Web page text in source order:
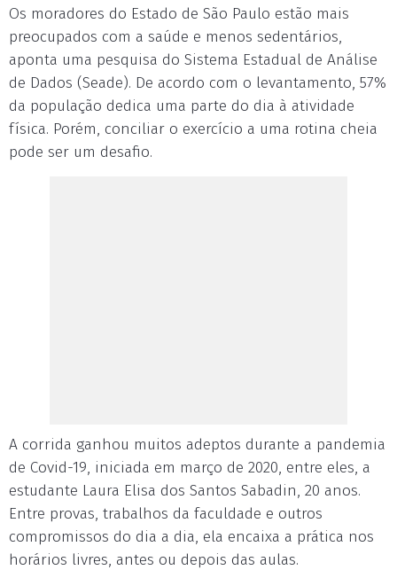
Os moradores do Estado de São Paulo estão mais
preocupados com a saúde e menos sedentários,
aponta uma pesquisa do Sistema Estadual de Análise
de Dados (Seade). De acordo com o levantamento, 57%
da população dedica uma parte do dia à atividade
física. Porém, conciliar o exercício a uma rotina cheia
pode ser um desafio.
A corrida ganhou muitos adeptos durante a pandemia
de Covid-19, iniciada em março de 2020, entre eles, a
estudante Laura Elisa dos Santos Sabadin, 20 anos.
Entre provas, trabalhos da faculdade e outros
compromissos do dia a dia, ela encaixa a prática nos
horários livres, antes ou depois das aulas.